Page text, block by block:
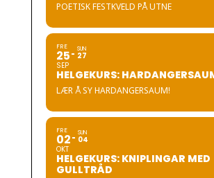
POETISK FESTKVELD PÅ UTNE
FRE
25
SEP
SUN
27
HELGEKURS:
LÆR Å SY HARDANGERSAUM!
FRE
02
OKT
SUN
04
HELGEKURS: KNIPLINGAR MED
GULLTRÅD